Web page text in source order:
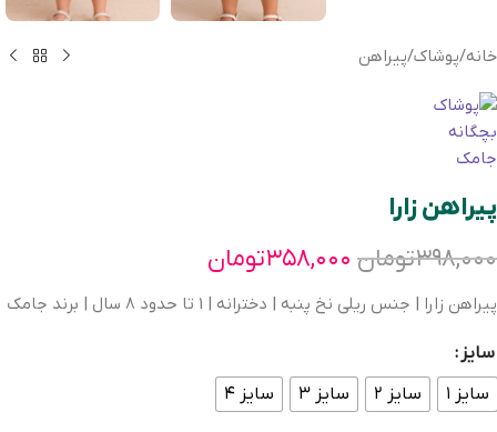
خانه/پوشاک/پیراهن
پیراهن زارا
۳۹۸,۰۰۰تومان ۳۵۸,۰۰۰تومان
پیراهن زارا | جنس ریلی نخ پنبه | دخترانه | 1 تا حدود 8 سال | برند جامک
سایز
سایز ۱
سایز ۲ سایز ۳ سایز ۴